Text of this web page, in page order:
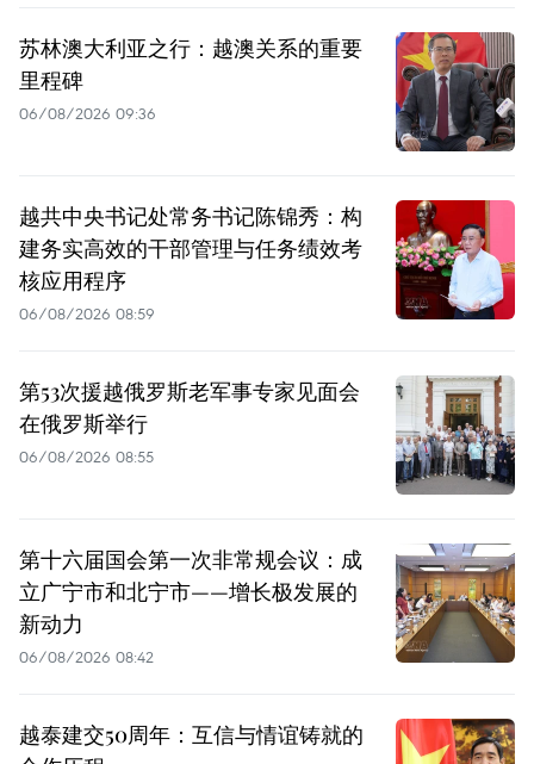
苏林澳大利亚之行：越澳关系的重要
里程碑
06/08/2026 09:36
越共中央书记处常务书记陈锦秀：构
建务实高效的干部管理与任务绩效考
核应用程序
06/08/2026 08:59
第53次援越俄罗斯老军事专家见面会
在俄罗斯举行
06/08/2026 08:55
第十六届国会第一次非常规会议：成
立广宁市和北宁市——增长极发展的
新动力
06/08/2026 08:42
越泰建交50周年：互信与情谊铸就的